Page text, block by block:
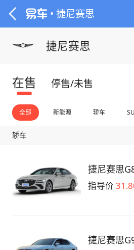
• 捷尼赛思
捷尼赛思
在售 停售/未售
全部 新能源 轿车
轿车
捷尼赛思
指导价
捷尼赛思